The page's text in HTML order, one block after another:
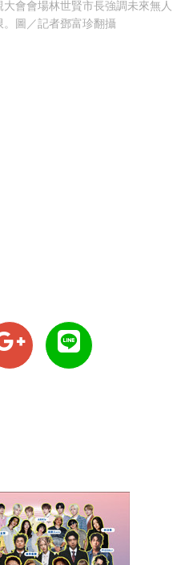
會會場林世賢市長強調未來無人
圖／記者鄧富珍翻攝